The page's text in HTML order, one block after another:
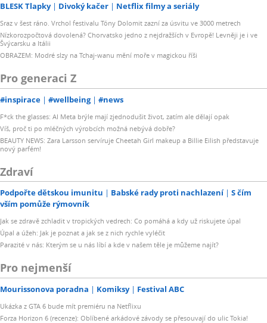
BLESK Tlapky Divoký kačer Netflix filmy a seriály
Sraz v šest ráno. Vrchol festivalu Tóny Dolomit zazní za úsvitu ve 3000 metrech
Nízkorozpočtová dovolená? Chorvatsko jedno z nejdražších v Evropě! Levněji je i ve
Švýcarsku a Itálii
OBRAZEM: Modré slzy na Tchaj-wanu mění moře v magickou říši
Pro generaci Z
#inspirace #wellbeing #news
F*ck the glasses: AI Meta brýle mají zjednodušit život, zatím ale dělají opak
Víš, proč ti po mléčných výrobcích možná nebývá dobře?
BEAUTY NEWS: Zara Larsson servíruje Cheetah Girl makeup a Billie Eilish představuje
nový parfém!
Zdraví
Podpořte dětskou imunitu Babské rady proti nachlazení
S čím
vším pomůže rýmovník
Jak se zdravě zchladit v tropických vedrech: Co pomáhá a kdy už riskujete úpal
Úpal a úžeh: Jak je poznat a jak se z nich rychle vyléčit
Parazité v nás: Kterým se u nás líbí a kde v našem těle je můžeme najít?
Pro nejmenší
Mourissonova poradna Komiksy Festival ABC
Ukázka z GTA 6 bude mít premiéru na Netflixu
Forza Horizon 6 (recenze): Oblíbené arkádové závody se přesouvají do ulic Tokia!